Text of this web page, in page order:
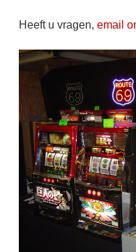
Heeft u vragen, email